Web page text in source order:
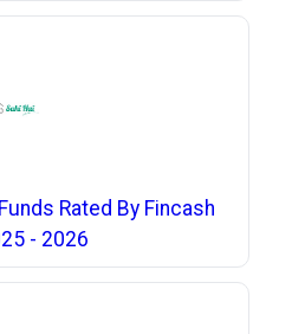
Rated By Fincash
- 2026